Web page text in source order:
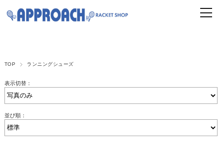
TOP ランニングシューズ
表示切替：
並び順：